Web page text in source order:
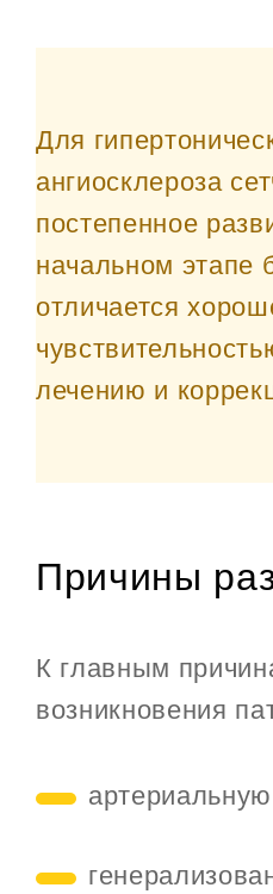
Для
ангиосклероза
постепенное
начальном этапе
отличается
лечению и
Причины
К главным
возникновения